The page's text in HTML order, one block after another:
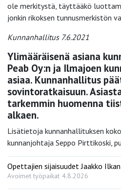
ole merkitystä, täyttääkö
jonkin rikoksen tunnusmerkistön
Kunnanhallitus 7.6.2021
Ylimääräisenä asiana
Peab Oy:n ja Ilmajoen
asiaa. Kunnanhallitus
sovintoratkaisuun.
tarkemmin huomenna
alkaen.
Lisätietoja kunnanhallituksen
kunnanjohtaja Seppo Pirttikoski,
Opettajien sijaisuudet Jaakko
Avoimet työpaikat 4.8.2026